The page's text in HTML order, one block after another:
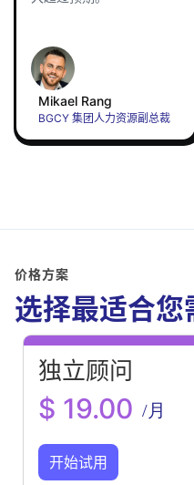
Mikael Rang
BGCY 集团人力资源副总裁
价格方案
选择最适合您
独立顾问
$ 19.00 /月
开始试用